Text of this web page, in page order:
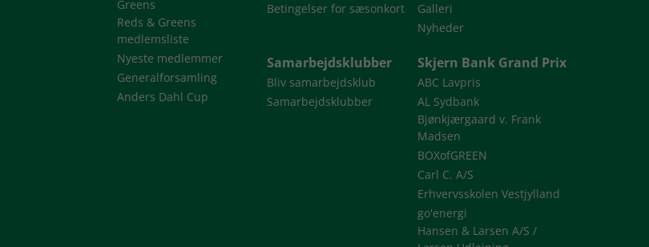
Greens
Reds & Greens
medlemsliste
Nyeste medlemmer
Generalforsamling
Anders Dahl Cup
Betingelser for sæsonkort
Galleri
Nyheder
Samarbejdsklubber
Bliv samarbejdsklub
Samarbejdsklubber
Skjern Bank Grand Prix
ABC Lavpris
AL Sydbank
Bjønkjærgaard v. Frank
Madsen
BOXofGREEN
Carl C. A/S
Erhvervsskolen Vestjylland
go'energi
Hansen & Larsen A/S /